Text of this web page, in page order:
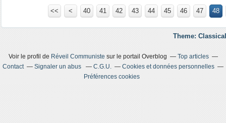
<< < 10
20
30
40 41 42 43 44 45 46 47 48
Theme:
Voir le profil de Réveil Communiste sur le portail Overblog
Top articles
Contact
Signaler un abus C.G.U.
Cookies et données personnelles
Préférences cookies